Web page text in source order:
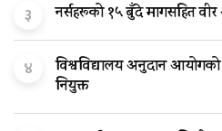
३ नर्सहरूको १५ बुँदे मागसहित वीर
४
विश्वविद्यालय अनुदान आयोगको
नियुक्त